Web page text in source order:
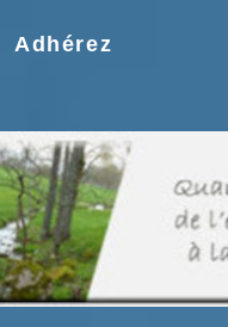
Adhérez